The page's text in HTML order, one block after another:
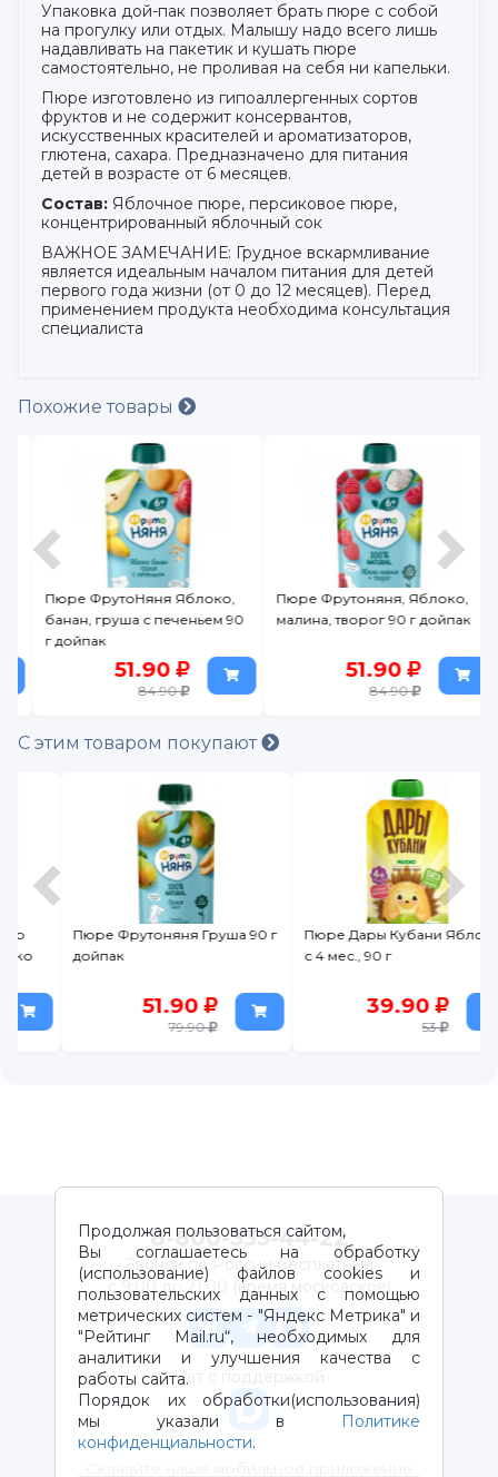
Упаковка дой-пак позволяет брать пюре с собой
на прогулку или отдых. Малышу надо всего лишь
надавливать на пакетик и кушать пюре
самостоятельно, не проливая на себя ни капельки.
Пюре изготовлено из гипоаллергенных сортов
фруктов и не содержит консервантов,
искусственных красителей и ароматизаторов,
глютена, сахара. Предназначено для питания
детей в возрасте от 6 месяцев.
Состав: Яблочное пюре, персиковое пюре,
концентрированный яблочный сок
ВАЖНОЕ ЗАМЕЧАНИЕ: Грудное вскармливание
является идеальным началом питания для детей
первого года жизни (от 0 до 12 месяцев). Перед
применением продукта необходима консультация
специалиста
Похожие товары
Пюре ФрутоНяня Яблоко,
банан, груша с печеньем 90
г дойпак
51.90
84.90
Пюре Фрутоняня, Яблоко,
малина, творог 90 г дойпак
51.90
84.90
С этим товаром покупают
Пюре Фрутоняня Груша 90 г
дойпак
51.90
79.90
Пюре Дары Кубани Яблоко
с 4 мес., 90 г
39.90
Продолжая пользоваться сайтом,
Вы соглашаетесь на обработку
(использование) файлов cookies и
пользовательских данных с помощью
метрических систем - "Яндекс Метрика" и
"Рейтинг Mail.ru“, необходимых для
аналитики и улучшения качества с
работы сайта.
Порядок их обработки(использования)
мы указали в
Политике
конфиденциальности.
8-800-333-44-22
Звонок по России бесплатный
с 9:00 до 21:00 (время московское)
Чат с поддержкой